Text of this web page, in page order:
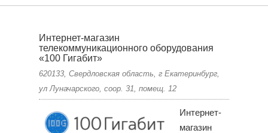
Интернет-магазин
телекоммуникационного оборудования
«100 Гигабит»
620133, Свердловская область, г Екатеринбург,
ул Луначарского, соор. 31, помещ. 12
Интернет-
магазин